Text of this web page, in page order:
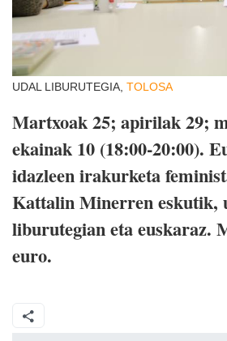
UDAL LIBURUTEGIA, TOLOSA
Martxoak 25; apirilak 29;
ekainak 10 (18:00-20:00).
idazleen irakurketa
Kattalin Minerren eskutik,
liburutegian eta euskaraz.
euro.